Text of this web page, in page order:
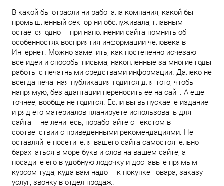
В какой бы отрасли ни работала компания, какой бы
промышленный сектор ни обслуживала, главным
остается одно – при наполнении сайта помнить об
особенностях восприятия информации человека в
Интернет. Можно заметить, как постепенно исчезают
все идеи и способы письма, накопленные за многие годы
работы с печатными средствами информации. Далеко не
всегда печатная публикация годится для того, чтобы
напрямую, без адаптации переносить ее на сайт. А еще
точнее, вообще не годится. Если вы выпускаете издание
и ряд его материалов планируете использовать для
сайта – не ленитесь, поработайте с текстом в
соответствии с приведенными рекомендациями. Не
оставляйте посетителя вашего сайта самостоятельно
барахтаться в море букв и слов на вашем сайте, а
посадите его в удобную лодочку и доставьте прямым
курсом туда, куда вам надо – к покупке товара, заказу
услуг, звонку в отдел продаж.